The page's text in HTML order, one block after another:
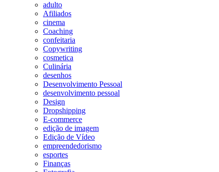
adulto
Afiliados
cinema
Coaching
confeitaria
Copywriting
cosmetica
Culinária
desenhos
Desenvolvimento Pessoal
desenvolvimento pessoal
Design
Dropshipping
E-commerce
edição de imagem
Edição de Vídeo
empreendedorismo
esportes
Finanças